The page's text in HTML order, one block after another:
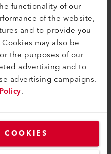
functionality of our
of the website,
and to provide you
may also be
the purposes of our
advertising and to
advertising campaigns.
.
COOKIES